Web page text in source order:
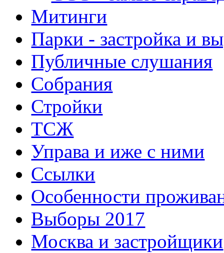
Митинги
Парки - застройка и
Публичные слушания
Собрания
Стройки
ТСЖ
Управа и иже с ними
Ссылки
Особенности
Выборы 2017
Москва и застройщики